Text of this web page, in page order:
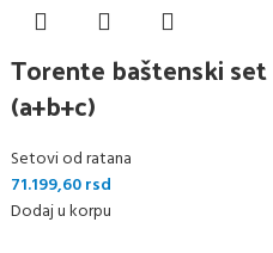
Torente baštenski set
(a+b+c)
Setovi od ratana
71.199,60rsd
Dodaj u korpu